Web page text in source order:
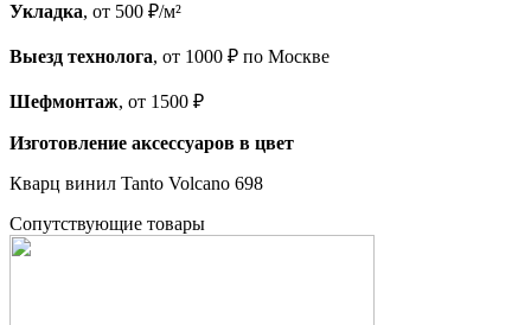
Укладка, от 500 ₽/м²
Выезд технолога, от 1000 ₽ по Москве
Шефмонтаж, от 1500 ₽
Изготовление аксессуаров в цвет
Кварц винил Tanto Volcano 698
Cопутствующие товары